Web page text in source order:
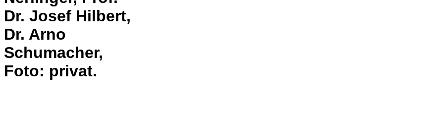
Dr. Josef Hilbert,
Dr. Arno
Schumacher,
Foto: privat.